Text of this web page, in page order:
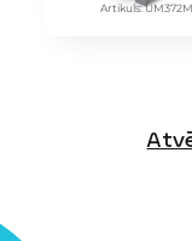
Artikuls: UM372M